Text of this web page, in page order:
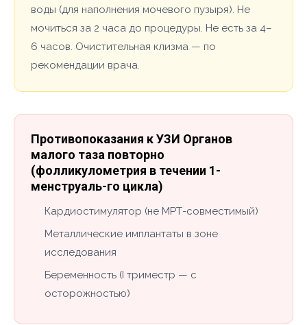
воды (для наполнения мочевого пузыря). Не
мочиться за 2 часа до процедуры. Не есть за 4–
6 часов. Очистительная клизма — по
рекомендации врача.
Противопоказания к УЗИ Органов
малого таза повторно
(фолликулометрия в течении 1-
менструаль-го цикла)
Кардиостимулятор (не МРТ-совместимый)
Металлические имплантаты в зоне
исследования
Беременность (I триместр — с
осторожностью)